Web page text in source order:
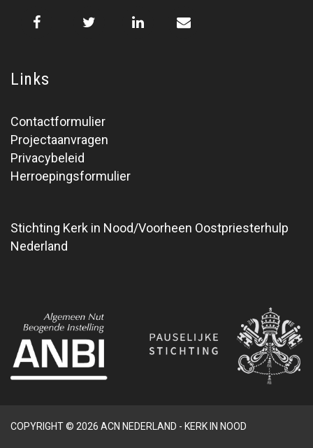
Links
Contactformulier
Projectaanvragen
Privacybeleid
Herroepingsformulier
Stichting Kerk in Nood/Voorheen Oostpriesterhulp
Nederland
COPYRIGHT © 2026 ACN NEDERLAND - KERK IN NOOD